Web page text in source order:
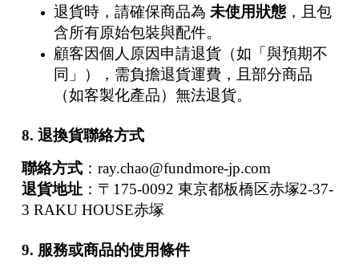
退貨時，請確保商品為 未使用狀態，且包
含所有原始包裝與配件。
顧客因個人原因申請退貨（如「與預期不
同」），需負擔退貨運費，且部分商品
（如客製化產品）無法退貨。
8. 退換貨聯絡方式
聯絡方式： ray.chao@fundmore-jp.com
退貨地址：〒175-0092 東京都板橋区赤塚2-37-
3 RAKU HOUSE赤塚
9. 服務或商品的使用條件